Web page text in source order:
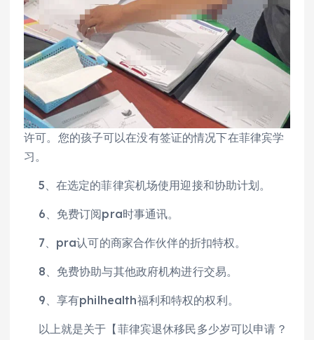
许可。您的孩子可以在没有签证的情况下在菲律宾学
习。
5、在选定的菲律宾机场使用迎接和协助计划。
6、免费订阅pra时事通讯。
7、pra认可的商家合作伙伴的折扣特权。
8、免费协助与其他政府机构进行交易。
9、享有philhealth福利和特权的权利。
以上就是关于【菲律宾退休移民多少岁可以申请？